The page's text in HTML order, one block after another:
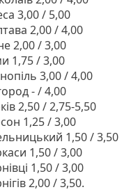
3,00 / 5,00
2,00 / 4,00
2,00 / 3,00
1,75 / 3,00
3,00 / 4,00
- / 4,00
2,50 / 2,75-5,50
1,25 / 3,00
1,50 / 3,50
1,50 / 3,00
1,50 / 3,00
2,00 / 3,50.